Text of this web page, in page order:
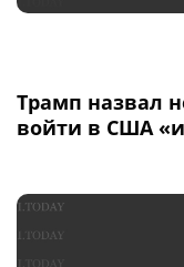
Трамп назвал
войти в США